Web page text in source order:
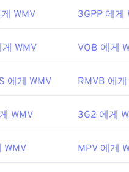
다른 비디오 파일 형식으로도
명심하세요. 변환이 필요한
다.
: 1999년
WMV 3GPP 에게
WMV VOB 에게
에게 WMV RMVB 에게
WMV 3G2 에게
WMV MPV 에게